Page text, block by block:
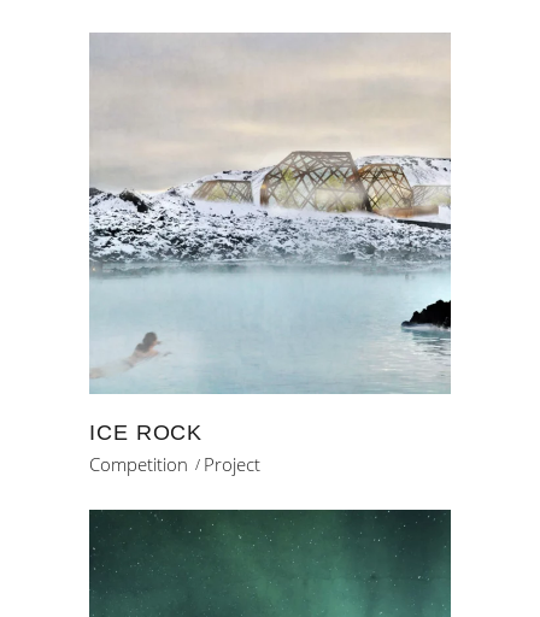
ICE ROCK
Competition
Project